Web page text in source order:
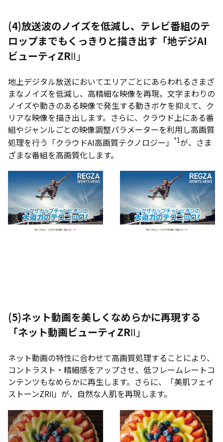
(4)放送波のノイズを低減し、テレビ番組のテ
ロップまでもくっきりと描き出す「地デジAI
ビューティZRⅡ」
地上デジタル放送においてエリアごとにあらわれるさまざ
まなノイズを低減し、高精細な映像を再現。文字まわりの
ノイズや動きのある映像で発生する動きボケを抑えて、ク
リアな映像を描き出します。さらに、クラウド上にある番
組やジャンルごとの映像調整パラメーターを利用し高画質
処理を行う「クラウドAI高画質テクノロジー」 *1が、さま
ざまな番組を高画質化します。
(5)ネット動画を美しくなめらかに再現する
「ネット動画ビューティZRⅡ」
ネット動画の特性に合わせて高画質処理することにより、
コントラスト・精細感をアップさせ、低フレームレートコ
ンテンツもなめらかに再生します。さらに、「美肌フェイ
ストーンZRⅡ」が、自然な人肌を再現します。